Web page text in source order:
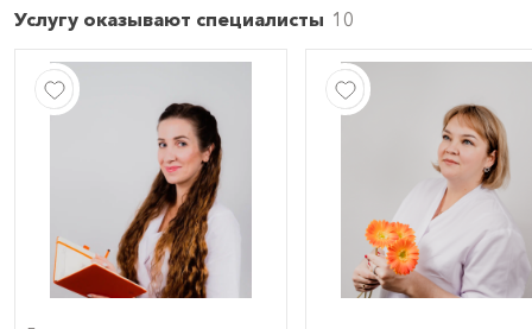
Услугу оказывают специалисты